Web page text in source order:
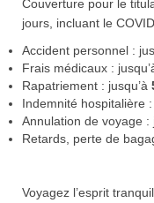
Couverture pour le
jours, incluant le
Accident personnel :
Frais médicaux :
Rapatriement : jusqu’à
Indemnité hospitalière :
Annulation de voyage :
Retards, perte de
Voyagez l’esprit